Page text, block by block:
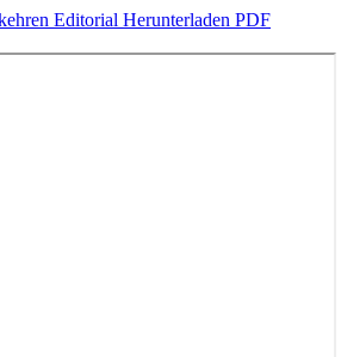
Editorial Herunterladen PDF